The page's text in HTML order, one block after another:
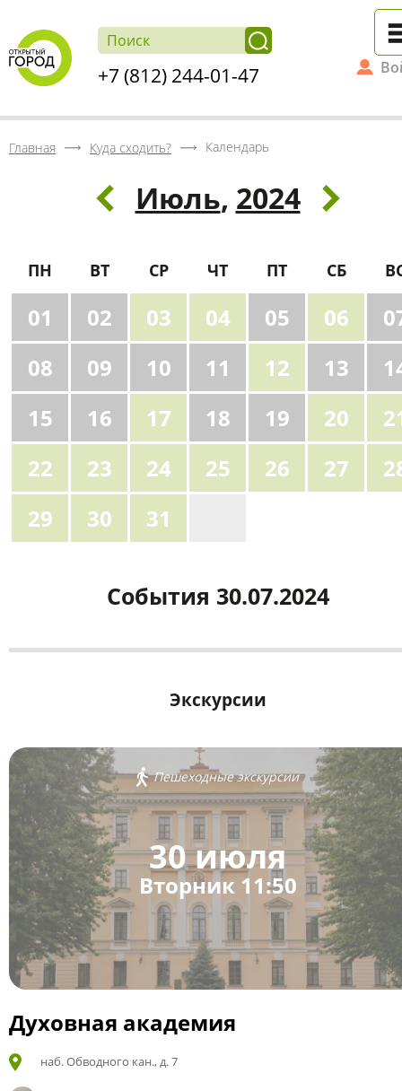
+7 (812) 244-01-47
Главная Куда сходить? Календарь
Июль, 2024
ПН ВТ СР ЧТ ПТ СБ
01 02 03 04 05 06
08
09 10 11 12 13
15
16 17 18 19 20
22
23 24 25 26 27
29
30 31
События 30.07.2024
Экскурсии
Пешеходные экскурсии
30 июля
Вторник 11:50
Духовная академия
наб. Обводного кан., д. 7